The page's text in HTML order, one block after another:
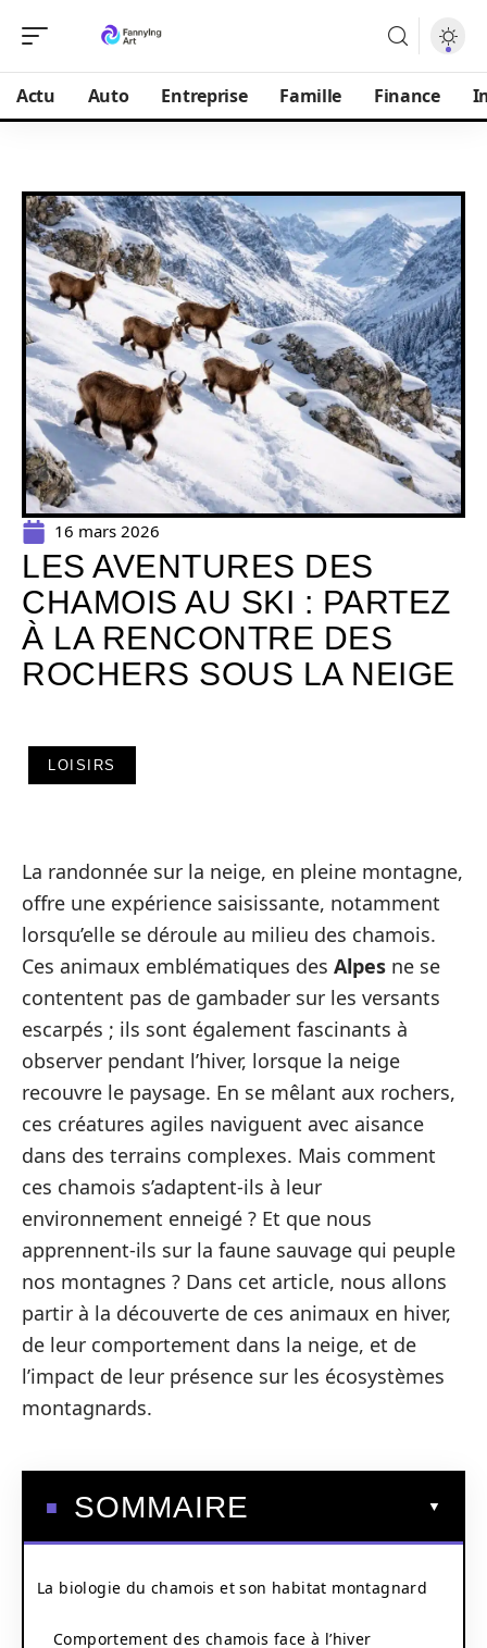
Actu Auto Entreprise Famille Finance
16 mars 2026
LES AVENTURES DES
CHAMOIS AU SKI : PARTEZ
À LA RENCONTRE DES
ROCHERS SOUS LA NEIGE
LOISIRS
La randonnée sur la neige, en pleine montagne,
offre une expérience saisissante, notamment
lorsqu’elle se déroule au milieu des chamois.
Ces animaux emblématiques des Alpes ne se
contentent pas de gambader sur les versants
escarpés ; ils sont également fascinants à
observer pendant l’hiver, lorsque la neige
recouvre le paysage. En se mêlant aux rochers,
ces créatures agiles naviguent avec aisance
dans des terrains complexes. Mais comment
ces chamois s’adaptent-ils à leur
environnement enneigé ? Et que nous
apprennent-ils sur la faune sauvage qui peuple
nos montagnes ? Dans cet article, nous allons
partir à la découverte de ces animaux en hiver,
de leur comportement dans la neige, et de
l’impact de leur présence sur les écosystèmes
montagnards.
SOMMAIRE
La biologie du chamois et son habitat montagnard
Comportement des chamois face à l’hiver